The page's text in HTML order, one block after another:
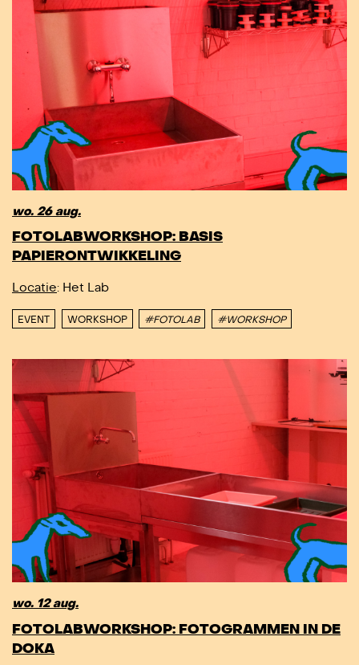
wo. 26 aug.
FOTOLABWORKSHOP: BASIS
PAPIERONTWIKKELING
Locatie: Het Lab
EVENT WORKSHOP #FOTOLAB #WORKSHOP
wo. 12 aug.
FOTOLABWORKSHOP: FOTOGRAMMEN IN DE
DOKA